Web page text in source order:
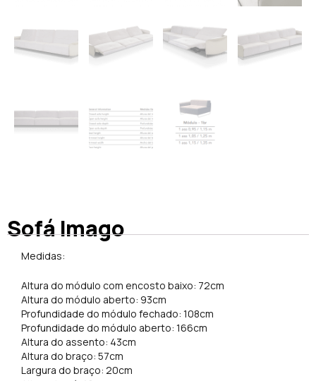
Sofá Imago
Medidas:
Altura do módulo com encosto baixo: 72cm
Altura do módulo aberto: 93cm
Profundidade do módulo fechado: 108cm
Profundidade do módulo aberto: 166cm
Altura do assento: 43cm
Altura do braço: 57cm
Largura do braço: 20cm